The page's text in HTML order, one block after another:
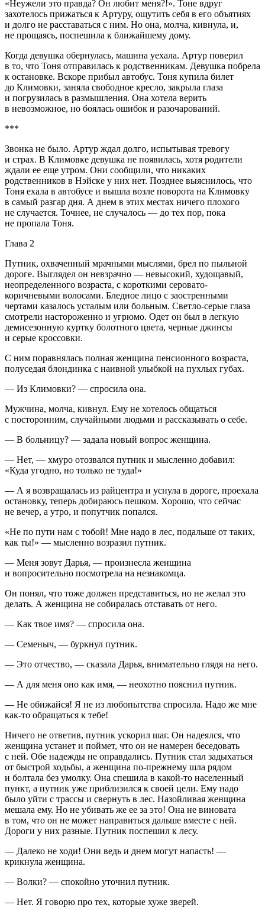
«Неужели это правда? Он любит меня?!». Тоне вдруг
захотелось прижаться к Артуру, ощутить себя в его объятиях
и долго не расставаться с ним. Но она, молча, кивнула, и,
не прощаясь, поспешила к ближайшему дому.
Когда девушка обернулась, машина уехала. Артур поверил
в то, что Тоня отправилась к родственникам. Девушка побрела
к остановке. Вскоре прибыл автобус. Тоня купила билет
до Климовки, заняла свободное кресло, закрыла глаза
и погрузилась в размышления. Она хотела верить
в невозможное, но боялась ошибок и разочарований.
***
Звонка не было. Артур ждал долго, испытывая тревогу
и страх. В Климовке девушка не появилась, хотя родители
ждали ее еще утром. Они сообщили, что никаких
родственников в Нэйске у них нет. Позднее выяснилось, что
Тоня ехала в автобусе и вышла возле поворота на Климовку
в самый разгар дня. А днем в этих местах ничего плохого
не случается. Точнее, не случалось — до тех пор, пока
не пропала Тоня.
Глава 2
Путник, охваченный мрачными мыслями, брел по пыльной
дороге. Выглядел он невзрачно — невысокий, худощавый,
неопределенного возраста, с короткими серовато-
коричневыми волосами. Бледное лицо с заостренными
чертами казалось усталым или больным. Светло-серые глаза
смотрели настороженно и угрюмо. Одет он был в легкую
демисезонную куртку болотного цвета, черные джинсы
и серые кроссовки.
С ним поравнялась полная женщина пенсионного возраста,
полуседая блондинка с наивной улыбкой на пухлых губах.
— Из Климовки? — спросила она.
Мужчина, молча, кивнул. Ему не хотелось общаться
с посторонним, случайными людьми и рассказывать о себе.
— В больницу? — задала новый вопрос женщина.
— Нет, — хмуро отозвался путник и мысленно добавил:
«Куда угодно, но только не туда!»
— А я возвращалась из райцентра и уснула в дороге, проехала
остановку, теперь добираюсь пешком. Хорошо, что сейчас
не вечер, а утро, и попутчик попался.
«Не по пути нам с тобой! Мне надо в лес, подальше от таких,
как ты!» — мысленно возразил путник.
— Меня зовут Дарья, — произнесла женщина
и вопросительно посмотрела на незнакомца.
Он понял, что тоже должен представиться, но не желал это
делать. А женщина не собиралась отставать от него.
— Как твое имя? — спросила она.
— Семеныч, — буркнул путник.
— Это отчество, — сказала Дарья, внимательно глядя на него.
— А для меня оно как имя, — неохотно пояснил путник.
— Не обижайся! Я не из любопытства спросила. Надо же мне
как-то обращаться к тебе!
Ничего не ответив, путник ускорил шаг. Он надеялся, что
женщина устанет и поймет, что он не намерен беседовать
с ней. Обе надежды не оправдались. Путник стал задыхаться
от быстрой ходьбы, а женщина по-прежнему шла рядом
и болтала без умолку. Она спешила в какой-то населенный
пункт, а путник уже приблизился к своей цели. Ему надо
было уйти с трассы и свернуть в лес. Назойливая женщина
мешала ему. Но не убивать же ее за это! Она не виновата
в том, что он не может направиться дальше вместе с ней.
Дороги у них разные. Путник поспешил к лесу.
— Далеко не ходи! Они ведь и днем могут напасть! —
крикнула женщина.
— Волки? — спокойно уточнил путник.
— Нет. Я говорю про тех, которые хуже зверей.